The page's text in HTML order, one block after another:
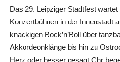
Das 29. Leipziger Stadtfest
Konzertbühnen in der Innenstadt
knackigen Rock’n’Roll über
Akkordeonklänge bis hin zu
Herz oder besser gesagt Ohr